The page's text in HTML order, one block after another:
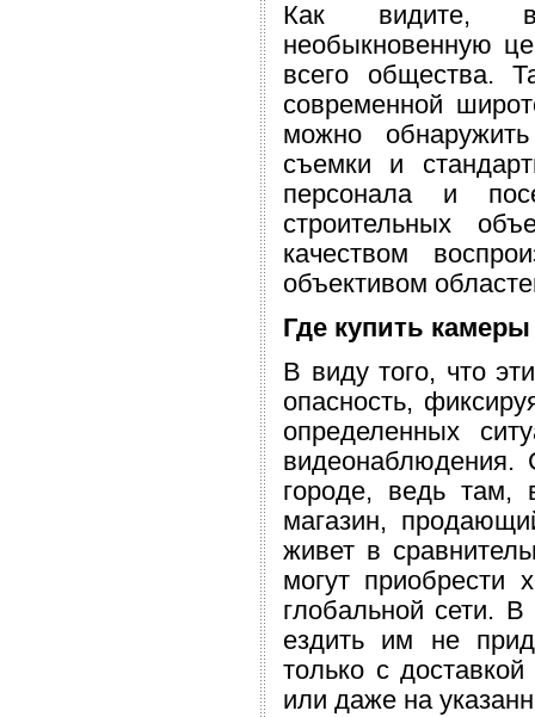
Как видите,
необыкновенную
всего общества.
современной
можно
съемки и
персонала и
строительных
качеством
объективом
Где купить
В виду того, что
опасность,
определенных
видеонаблюдения.
городе, ведь там,
магазин,
живет в
могут приобрести
глобальной сети.
ездить им не
только с
или даже на